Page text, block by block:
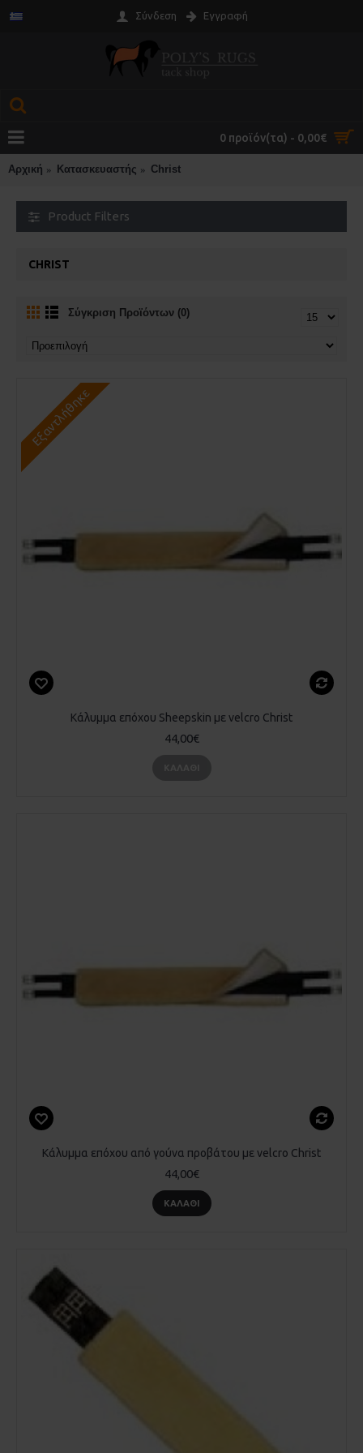
Σύνδεση Εγγραφή
0 προϊόν(τα) - 0,00€
Αρχική Κατασκευαστής Christ
Product Filters
CHRIST
Σύγκριση Προϊόντων (0)
Εξαντλήθηκε
Κάλυμμα επόχου Sheepskin με velcro Christ
44,00€
Κάλυμμα επόχου από γούνα προβάτου με velcro Christ
44,00€
ΚΑΛΆΘΙ